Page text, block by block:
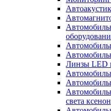
Линзы LED
света ксенон